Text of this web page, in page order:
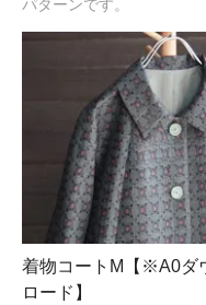
パターンです。
着物コートM【※A0ダ
ロード】